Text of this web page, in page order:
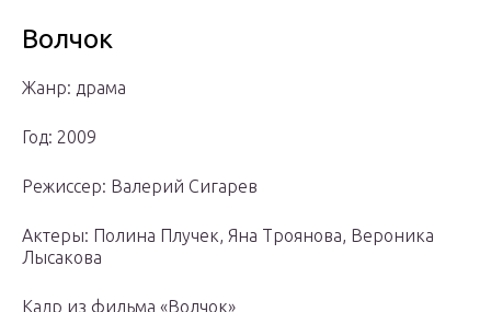
Волчок
Жанр: драма
Год: 2009
Режиссер: Валерий Сигарев
Актеры: Полина Плучек, Яна Троянова, Вероника
Лысакова
Кадр из фильма «Волчок»